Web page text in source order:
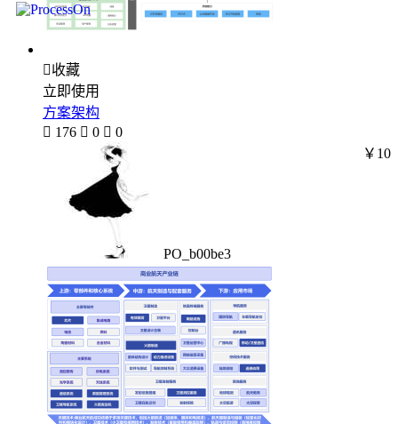
收藏
立即使用
方案架构
 176  0  0
PO_b00be3
￥10